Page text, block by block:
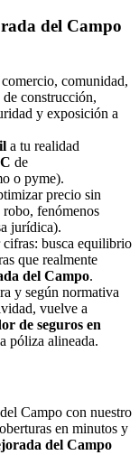
del Campo
comunidad,
construcción,
y exposición a
a tu realidad
de
o pyme).
precio sin
robo, fenómenos
jurídica).
cifras: busca equilibrio
que realmente
del Campo.
y según normativa
vuelve a
de seguros en
póliza alineada.
Campo con nuestro
en minutos y
del Campo